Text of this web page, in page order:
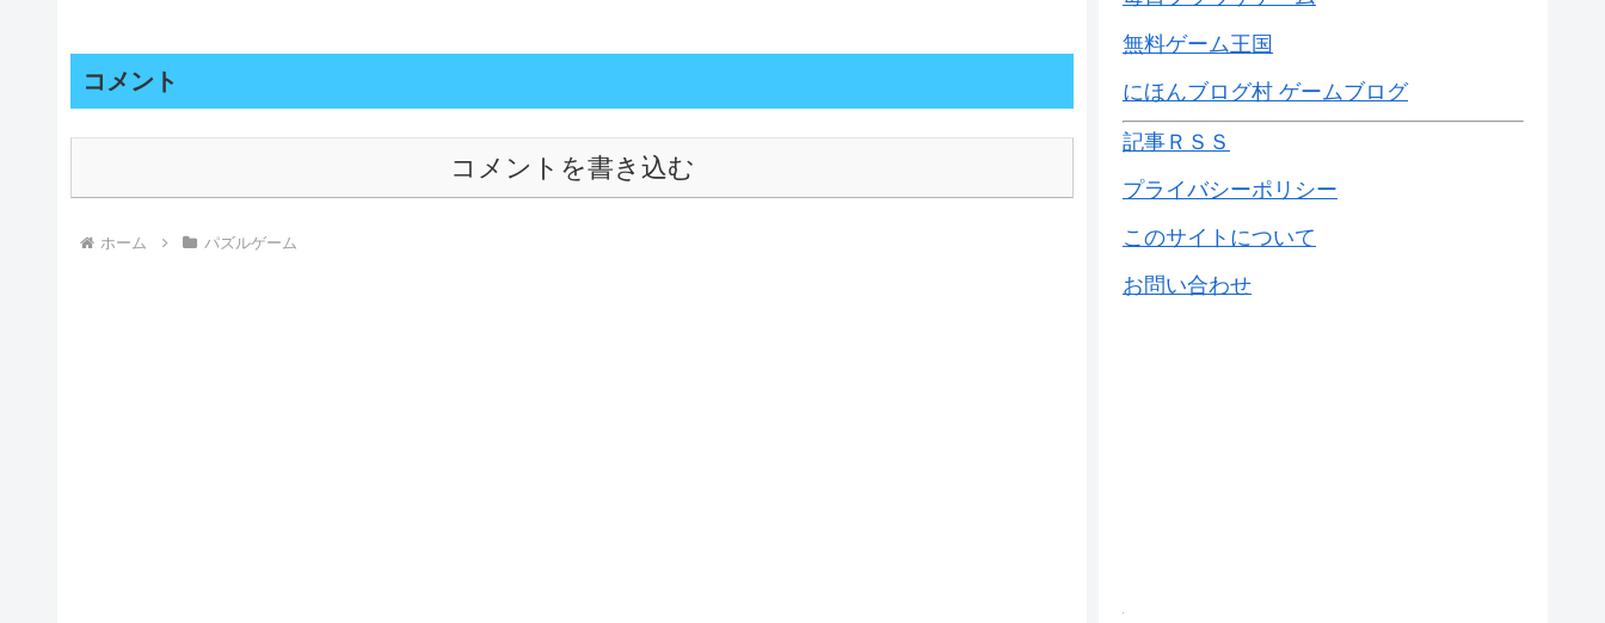
コメント
コメントを書き込む
ホーム パズルゲーム
無料ゲーム王国
にほんブログ村 ゲームブログ
記事ＲＳＳ
プライバシーポリシー
このサイトについて
お問い合わせ